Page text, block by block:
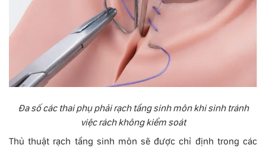
Đa số các thai phụ phải rạch tầng sinh môn khi sinh tránh
việc rách không kiểm soát
Thủ thuật rạch tầng sinh môn sẽ được chỉ định trong các